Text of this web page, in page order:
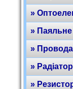
»
»
»
»
»